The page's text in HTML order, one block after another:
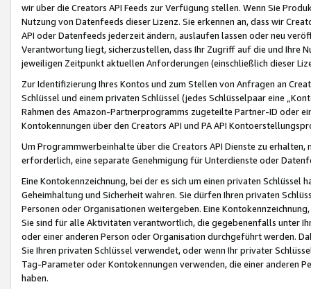
wir über die Creators API Feeds zur Verfügung stellen. Wenn Sie
Nutzung von Datenfeeds dieser Lizenz. Sie erkennen an, dass wir
API oder Datenfeeds jederzeit ändern, auslaufen lassen oder neu
Verantwortung liegt, sicherzustellen, dass Ihr Zugriff auf die und Ihre
jeweiligen Zeitpunkt aktuellen Anforderungen (einschließlich dieser
Zur Identifizierung Ihres Kontos und zum Stellen von Anfragen an
Schlüssel und einem privaten Schlüssel (jedes Schlüsselpaar eine
Rahmen des Amazon-Partnerprogramms zugeteilte Partner-ID oder
Kontokennungen über den Creators API und PA API
Um Programmwerbeinhalte über die Creators API Dienste zu
erforderlich, eine separate Genehmigung für Unterdienste oder
Eine Kontokennzeichnung, bei der es sich um einen privaten
Geheimhaltung und Sicherheit wahren. Sie dürfen Ihren privaten
Personen oder Organisationen weitergeben. Eine
Sie sind für alle Aktivitäten verantwortlich, die gegebenenfalls unter
oder einer anderen Person oder Organisation durchgeführt werden.
Sie Ihren privaten Schlüssel verwendet, oder wenn Ihr privater
Tag-Parameter oder Kontokennungen verwenden, die einer anderen
haben.